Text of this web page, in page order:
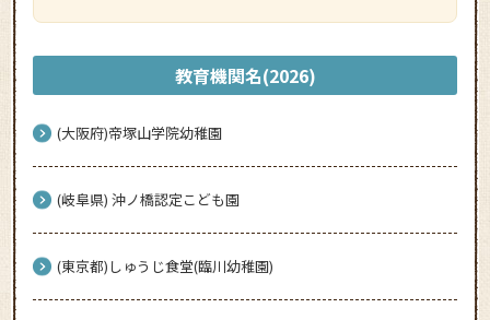
教育機関名(2026)
(大阪府)帝塚山学院幼稚園
(岐阜県) 沖ノ橋認定こども園
(東京都)しゅうじ食堂(臨川幼稚園)